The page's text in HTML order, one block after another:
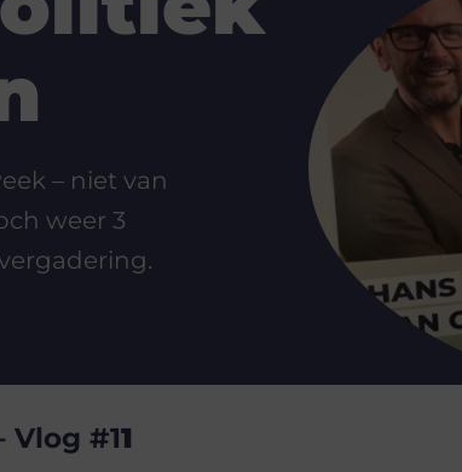
– niet van
weer 3
#11